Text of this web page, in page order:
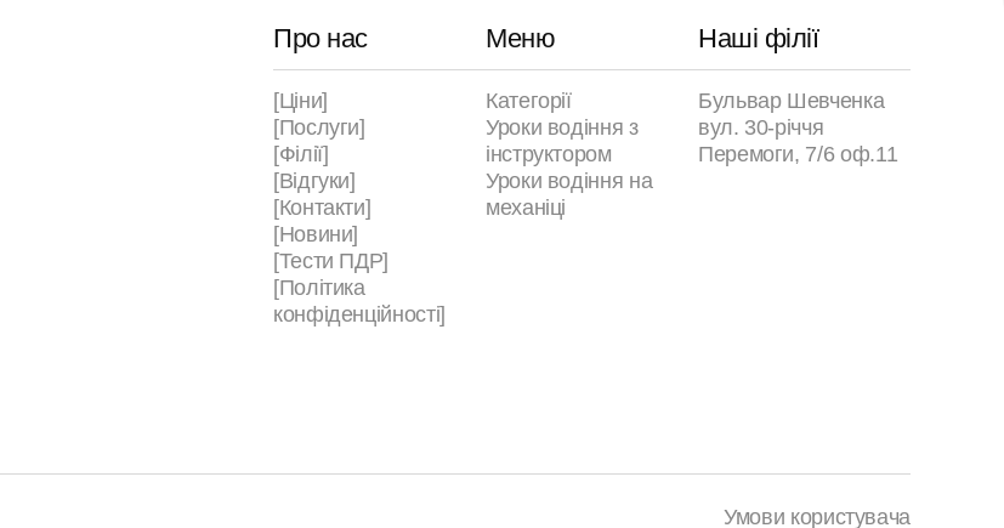
Про нас
[Ціни]
[Послуги]
[Філії]
[Відгуки]
[Контакти]
[Новини]
[Тести ПДР]
[Політика
конфіденційності]
Меню
Категорії
Уроки водіння з
інструктором
Уроки водіння на
механіці
Наші філії
Бульвар Шевченка
вул. 30-річчя
Перемоги, 7/6 оф.11
Умови користувача